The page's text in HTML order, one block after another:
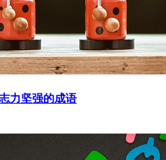
力坚强的成语